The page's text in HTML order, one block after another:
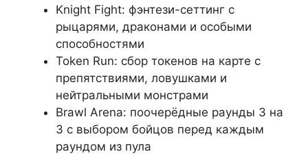
Knight Fight: фэнтези-сеттинг с
рыцарями, драконами и особыми
способностями
Token Run: сбор токенов на карте с
препятствиями, ловушками и
нейтральными монстрами
Brawl Arena: поочерёдные раунды 3 на
3 с выбором бойцов перед каждым
раундом из пула